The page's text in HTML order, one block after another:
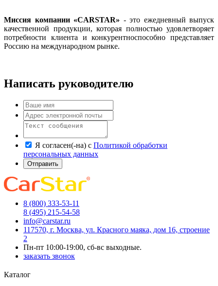
Миссия компании «CARSTAR» - это ежедневный выпуск
качественной продукции, которая полностью удовлетворяет
потребности клиента и конкурентноспособно представляет
Россию на международном рынке.
Написать руководителю
Я согласен(-на) с Политикой обработки
персональных данных
Отправить
8 (800) 333-53-11
8 (495) 215-54-58
info@carstar.ru
117570, г. Москва, ул. Красного маяка, дом 16, строение
2
Пн-пт 10:00-19:00, сб-вс выходные.
заказать звонок
Каталог